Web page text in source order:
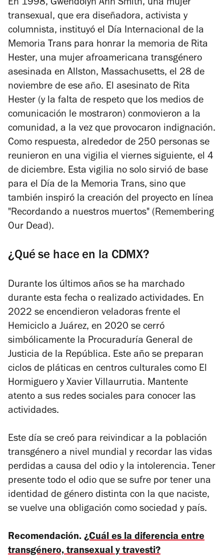
En 1998, Gwendolyn Ann Smith, una mujer
transexual, que era diseñadora, activista y
columnista, instituyó el Día Internacional de la
Memoria Trans para honrar la memoria de Rita
Hester, una mujer afroamericana transgénero
asesinada en Allston, Massachusetts, el 28 de
noviembre de ese año. El asesinato de Rita
Hester (y la falta de respeto que los medios de
comunicación le mostraron) conmovieron a la
comunidad, a la vez que provocaron indignación.
Como respuesta, alrededor de 250 personas se
reunieron en una vigilia el viernes siguiente, el 4
de diciembre. Esta vigilia no solo sirvió de base
para el Día de la Memoria Trans, sino que
también inspiró la creación del proyecto en línea
"Recordando a nuestros muertos" (Remembering
Our Dead).
¿Qué se hace en la CDMX?
Durante los últimos años se ha marchado
durante esta fecha o realizado actividades. En
2022 se encendieron veladoras frente el
Hemiciclo a Juárez, en 2020 se cerró
simbólicamente la Procuraduría General de
Justicia de la República. Este año se preparan
ciclos de pláticas en centros culturales como El
Hormiguero y Xavier Villaurrutia. Mantente
atento a sus redes sociales para conocer las
actividades.
Este día se creó para reivindicar a la población
transgénero a nivel mundial y recordar las vidas
perdidas a causa del odio y la intolerencia. Tener
presente todo el odio que se sufre por tener una
identidad de género distinta con la que naciste,
se vuelve una obligación como sociedad y país.
Recomendación. ¿Cuál es la diferencia entre
transgénero, transexual y travesti?